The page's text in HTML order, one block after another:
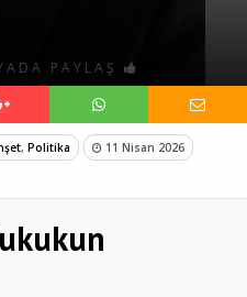
PAYLAŞ
, Politika
11 Nisan 2026